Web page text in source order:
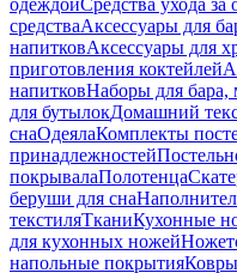
одеждойСредства ухода за
средстваАксессуары для
напитковАксессуары для
приготовления коктейлей
напитковНаборы для
для бутылокДомашний
снаОдеялаКомплекты
принадлежностей
покрывалаПолотенца
беруши для сна
текстиляТканиКухонные
для кухонных ножей
напольные покрытия